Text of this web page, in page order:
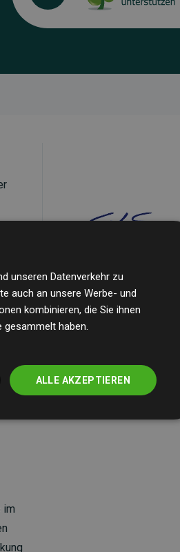
Initiative Websites, die
im
unseren Datenverkehr zu
auch an unsere Werbe- und
kombinieren, die Sie ihnen
haben.
ALLE AKZEPTIEREN